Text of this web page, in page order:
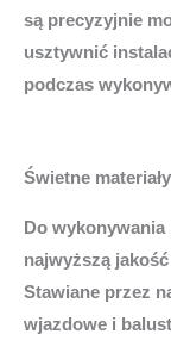
są precyzyjnie
usztywnić
podczas
Świetne materiały
Do
najwyższą
Stawiane przez
wjazdowe i